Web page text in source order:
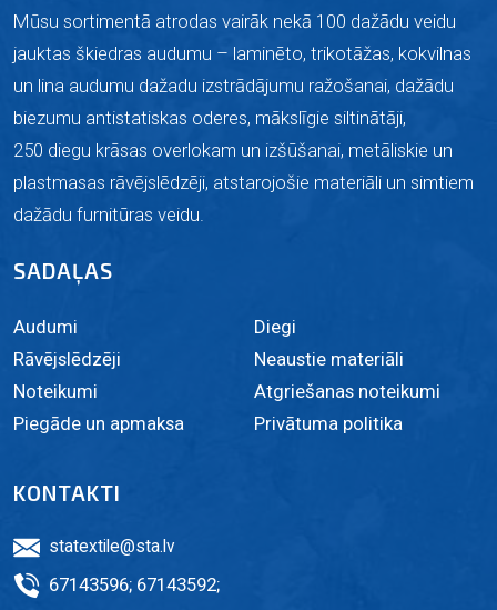
Mūsu sortimentā atrodas vairāk nekā 100 dažādu veidu
jauktas škiedras audumu – laminēto, trikotāžas, kokvilnas
un lina audumu dažadu izstrādājumu ražošanai, dažādu
biezumu antistatiskas oderes, mākslīgie siltinātāji,
250 diegu krāsas overlokam un izšūšanai, metāliskie un
plastmasas rāvējslēdzēji, atstarojošie materiāli un simtiem
dažādu furnitūras veidu.
SADAĻAS
Audumi
Diegi
Rāvējslēdzēji
Neaustie materiāli
Noteikumi
Atgriešanas noteikumi
Piegāde un apmaksa
Privātuma politika
KONTAKTI
statextile@sta.lv
67143596; 67143592;